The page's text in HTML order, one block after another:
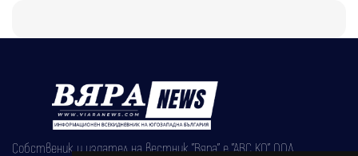
Собственик и издател на вестник "Вяра" е "АВС КО" ООД,